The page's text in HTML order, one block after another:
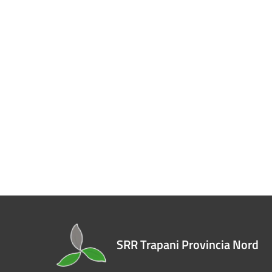
SRR Trapani Provincia Nord